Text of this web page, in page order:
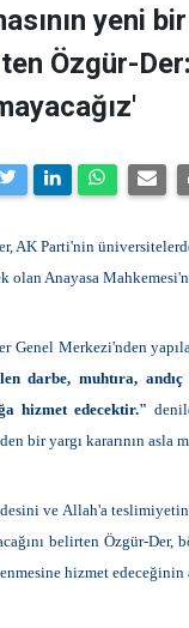
yeni
Özgür-
AK Parti'nin
olan Anayasa
Genel Merkezi'nden
darbe, muhtıra,
hizmet edecektir."
bir yargı kararının asla
ve Allah'a teslimiyetin
belirten Özgür-Der,
hizmet edeceğinin